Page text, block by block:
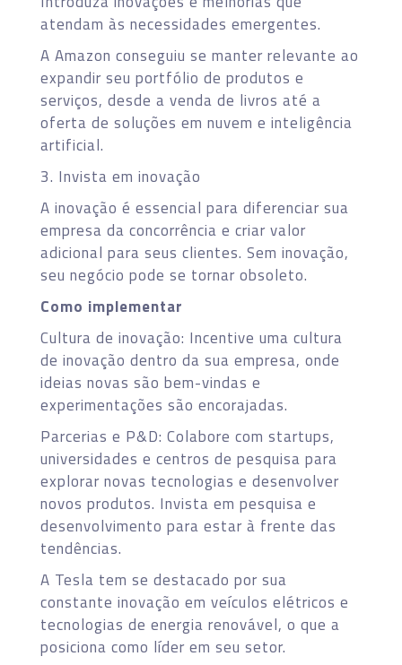
atendam às necessidades emergentes.
A Amazon conseguiu se manter relevante ao
expandir seu portfólio de produtos e
serviços, desde a venda de livros até a
oferta de soluções em nuvem e inteligência
artificial.
3. Invista em inovação
A inovação é essencial para diferenciar sua
empresa da concorrência e criar valor
adicional para seus clientes. Sem inovação,
seu negócio pode se tornar obsoleto.
Como implementar
Cultura de inovação: Incentive uma cultura
de inovação dentro da sua empresa, onde
ideias novas são bem-vindas e
experimentações são encorajadas.
Parcerias e P&D: Colabore com startups,
universidades e centros de pesquisa para
explorar novas tecnologias e desenvolver
novos produtos. Invista em pesquisa e
desenvolvimento para estar à frente das
tendências.
A Tesla tem se destacado por sua
constante inovação em veículos elétricos e
tecnologias de energia renovável, o que a
posiciona como líder em seu setor.